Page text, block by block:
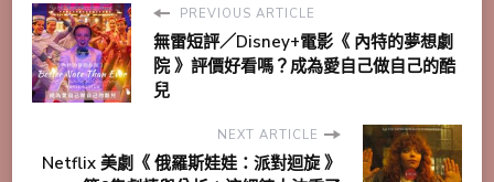
PREVIOUS ARTICLE
無雷短評／Disney+電影《 內特的夢想劇
院 》評價好看嗎？成為愛自己做自己的酷
兒
NEXT ARTICLE
Netflix 美劇《 俄羅斯娃娃：派對迴旋 》